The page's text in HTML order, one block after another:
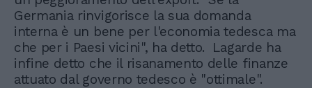
Germania rinvigorisce la sua domanda
interna è un bene per l'economia tedesca ma
che per i Paesi vicini", ha detto. Lagarde ha
infine detto che il risanamento delle finanze
attuato dal governo tedesco è "ottimale".